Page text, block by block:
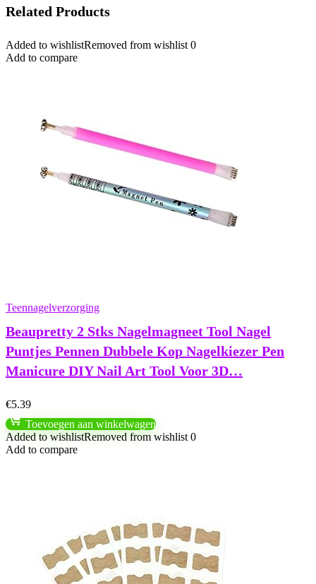
Related Products
Added to wishlistRemoved from wishlist 0
Add to compare
Teennagelverzorging
Beaupretty 2 Stks Nagelmagneet Tool Nagel
Puntjes Pennen Dubbele Kop Nagelkiezer Pen
Manicure DIY Nail Art Tool Voor 3D…
€5.39
Toevoegen aan winkelwagen
Added to wishlistRemoved from wishlist 0
Add to compare